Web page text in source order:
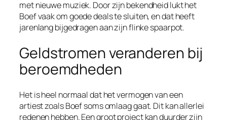
met nieuwe muziek. Door zijn bekendheid lukt het
Boef vaak om goede deals te sluiten, en dat heeft
jarenlang bijgedragen aan zijn flinke spaarpot.
Geldstromen veranderen bij
beroemdheden
Het is heel normaal dat het vermogen van een
artiest zoals Boef soms omlaag gaat. Dit kan allerlei
redenen hebben. Een groot project kan duurder zijn